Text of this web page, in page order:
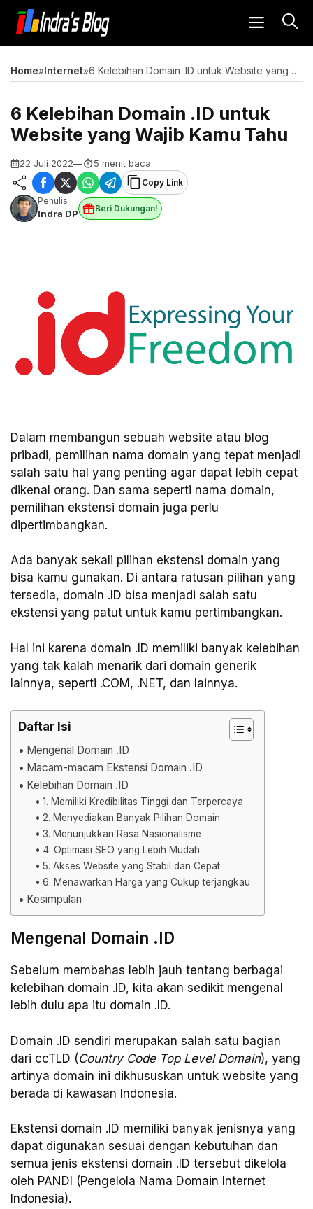
Langsung
isi
MENU
Home»Internet» 6 Kelebihan Domain .ID untuk Website yang Wajib Kamu Tahu
6 Kelebihan Domain .ID untuk
Website yang Wajib Kamu Tahu
22 Juli 2022— 5 menit baca
Copy Link
Penulis
Indra DP Beri Dukungan!
Dalam membangun sebuah website atau blog
pribadi, pemilihan nama domain yang tepat menjadi
salah satu hal yang penting agar dapat lebih cepat
dikenal orang. Dan sama seperti nama domain,
pemilihan ekstensi domain juga perlu
dipertimbangkan.
Ada banyak sekali pilihan ekstensi domain yang
bisa kamu gunakan. Di antara ratusan pilihan yang
tersedia, domain .ID bisa menjadi salah satu
ekstensi yang patut untuk kamu pertimbangkan.
Hal ini karena domain .ID memiliki banyak kelebihan
yang tak kalah menarik dari domain generik
lainnya, seperti .COM, .NET, dan lainnya.
Daftar Isi
Mengenal Domain .ID
Macam-macam Ekstensi Domain .ID
Kelebihan Domain .ID
1. Memiliki Kredibilitas Tinggi dan Terpercaya
2. Menyediakan Banyak Pilihan Domain
3. Menunjukkan Rasa Nasionalisme
4. Optimasi SEO yang Lebih Mudah
5. Akses Website yang Stabil dan Cepat
6. Menawarkan Harga yang Cukup terjangkau
Kesimpulan
Mengenal Domain .ID
Sebelum membahas lebih jauh tentang berbagai
kelebihan domain .ID, kita akan sedikit mengenal
lebih dulu apa itu domain .ID.
Domain .ID sendiri merupakan salah satu bagian
dari ccTLD (Country Code Top Level Domain), yang
artinya domain ini dikhususkan untuk website yang
berada di kawasan Indonesia.
Ekstensi domain .ID memiliki banyak jenisnya yang
dapat digunakan sesuai dengan kebutuhan dan
semua jenis ekstensi domain .ID tersebut dikelola
oleh PANDI (Pengelola Nama Domain Internet
Indonesia).